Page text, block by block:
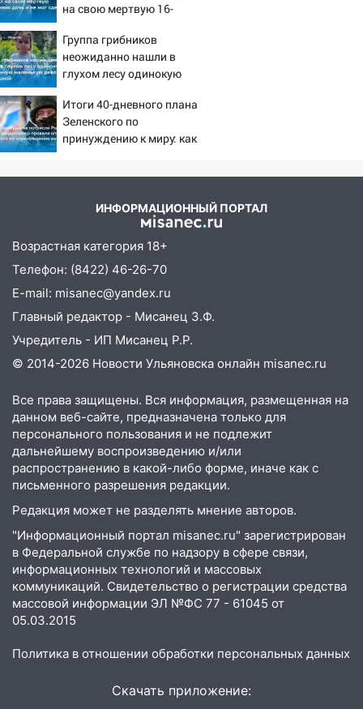
13:22
Упавшие деревья перекрыли
дороги в Ульяновске: фото
13:17
Непогода в Ульяновске не
закончится сегодня: сильные ливни
сохранятся 9 августа
13:15
Трижды «брал в долг» без спроса:
житель Вешкаймского района похитил у
проспекте Филатова в Ульяновске
13:12 Дерево пробило крышу дома на
Новгородской в Ульяновске и рухнуло
на электрощит
В Заволжском районе дерево
упало во дворе
13:08
сорванные крыши, поваленные деревья,
трамваи
12:17 Ульяновск накрыл крупный град:
после ливня город снова уходит под
воду
12:12
Прокуратура взяла на контроль
ДТП с шестилетним ребёнком на улице
Федерации
12:01 Пьяная женщина сбила
шестилетнего ребёнка на улице
Федерации: возбуждено уголовное дело
мужчину, пропавшего ещё 19 июля
От мотофристайла до прогулки с
хаски: куда сходить в Ульяновской
на свою мертвую 16-
сдержать слезы
Группа грибников
неожиданно нашли в
глухом лесу одинокую
девочку с игрушкой
Итоги 40-дневного плана
Зеленского по
принуждению к миру: как
ИНФОРМАЦИОННЫЙ ПОРТАЛ
Возрастная категория 18+
Телефон: (8422) 46-26-70
E-mail: misanec@yandex.ru
Главный редактор - Мисанец З.Ф.
Учредитель - ИП Мисанец Р.Р.
© 2014-2026 Новости Ульяновска онлайн misanec.ru
Все права защищены. Вся информация, размещенная на
данном веб-сайте, предназначена только для
персонального пользования и не подлежит
дальнейшему воспроизведению и/или
распространению в какой-либо форме, иначе как с
письменного разрешения редакции.
Редакция может не разделять мнение авторов.
"Информационный портал misanec.ru" зарегистрирован
в Федеральной службе по надзору в сфере связи,
информационных технологий и массовых
коммуникаций. Свидетельство о регистрации средства
массовой информации ЭЛ №ФС 77 - 61045 от
05.03.2015
Политика в отношении обработки персональных данных
Скачать приложение: